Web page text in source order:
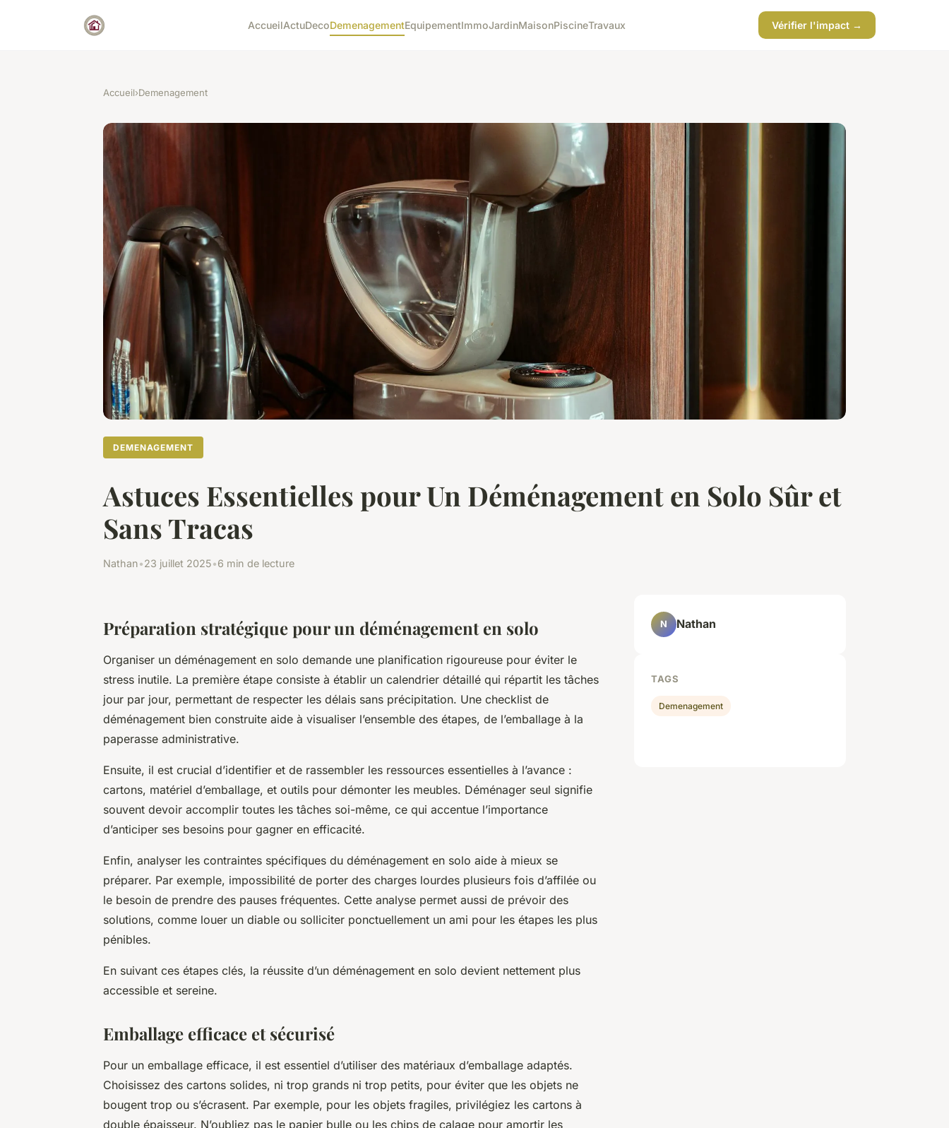
AccueilActuDecoDemenagementEquipementImmoJardinMaisonPiscineTravaux Vérifier l'impact →
Accueil›Demenagement
DEMENAGEMENT
Astuces Essentielles pour Un Déménagement en Solo Sûr et
Sans Tracas
Nathan•23 juillet 2025•6 min de lecture
Préparation stratégique pour un déménagement en solo
Organiser un déménagement en solo demande une planification rigoureuse pour éviter le
stress inutile. La première étape consiste à établir un calendrier détaillé qui répartit les tâches
jour par jour, permettant de respecter les délais sans précipitation. Une checklist de
déménagement bien construite aide à visualiser l’ensemble des étapes, de l’emballage à la
paperasse administrative.
Ensuite, il est crucial d’identifier et de rassembler les ressources essentielles à l’avance :
cartons, matériel d’emballage, et outils pour démonter les meubles. Déménager seul signifie
souvent devoir accomplir toutes les tâches soi-même, ce qui accentue l’importance
d’anticiper ses besoins pour gagner en efficacité.
Enfin, analyser les contraintes spécifiques du déménagement en solo aide à mieux se
préparer. Par exemple, impossibilité de porter des charges lourdes plusieurs fois d’affilée ou
le besoin de prendre des pauses fréquentes. Cette analyse permet aussi de prévoir des
solutions, comme louer un diable ou solliciter ponctuellement un ami pour les étapes les plus
pénibles.
En suivant ces étapes clés, la réussite d’un déménagement en solo devient nettement plus
accessible et sereine.
Emballage efficace et sécurisé
Pour un emballage efficace, il est essentiel d’utiliser des matériaux d’emballage adaptés.
Choisissez des cartons solides, ni trop grands ni trop petits, pour éviter que les objets ne
bougent trop ou s’écrasent. Par exemple, pour les objets fragiles, privilégiez les cartons à
double épaisseur. N’oubliez pas le papier bulle ou les chips de calage pour amortir les
N Nathan
TAGS
Demenagement